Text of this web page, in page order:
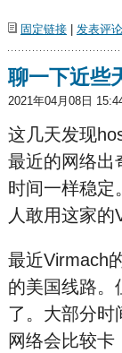
固定链接| 发表评
聊一下近些
2021年04月08日
这几天发现
最近的网络出
时间一样稳定
人敢用这家的
最近Virmach
的美国线路。
了。大部分时
网络会比较